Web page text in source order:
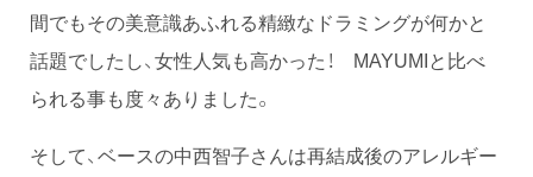
間でもその美意識あふれる精緻なドラミングが何かと
話題でしたし、女性人気も高かった！ MAYUMIと比べ
られる事も度々ありました。
そして、ベースの中西智子さんは再結成後のアレルギー